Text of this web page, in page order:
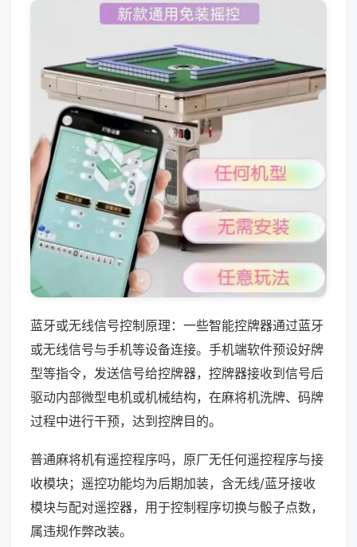
蓝牙或无线信号控制原理：一些智能控牌器通过蓝牙
或无线信号与手机等设备连接。手机端软件预设好牌
型等指令，发送信号给控牌器，控牌器接收到信号后
驱动内部微型电机或机械结构，在麻将机洗牌、码牌
过程中进行干预，达到控牌目的。
普通麻将机有遥控程序吗，原厂无任何遥控程序与接
收模块；遥控功能均为后期加装，含无线/蓝牙接收
模块与配对遥控器，用于控制程序切换与骰子点数，
属违规作弊改装。